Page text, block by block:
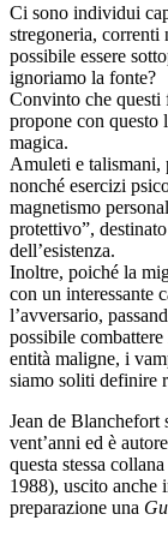
Ci sono individui
stregoneria, correnti
possibile essere
ignoriamo la fonte?
Convinto che questi
propone con questo
magica.
Amuleti e talismani,
nonché esercizi
magnetismo
protettivo”,
dell’esistenza.
Inoltre, poiché la
con un interessante
l’avversario,
possibile
entità maligne, i
siamo soliti definire
Jean de Blanchefort
vent’anni ed è
questa stessa
1988), uscito anche
preparazione una